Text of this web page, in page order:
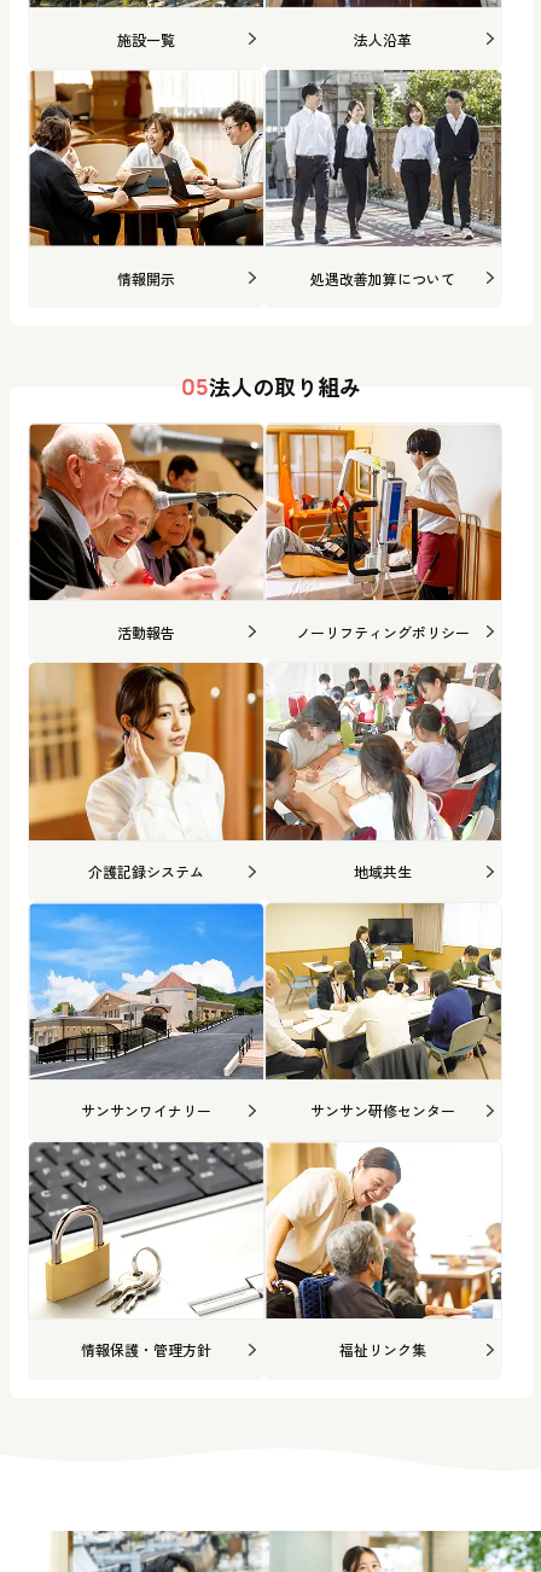
施設一覧 法人沿革
情報開示 処遇改善加算について
05法人の取り組み
活動報告 ノーリフティングポリシー
介護記録システム 地域共生
サンサンワイナリー サンサン研修センター
情報保護・管理方針 福祉リンク集